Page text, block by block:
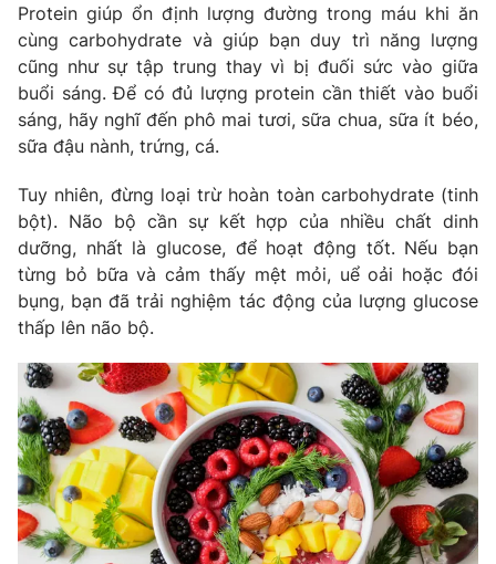
Thị trường 24h Tấm lòng Việt
VTV4 Vươn mình bằng AI
VTV9
Liên hệ tòa soạn English
THỜI BÁO VTV
Theo dõi báo trên
Cơ quan chủ quản:Đài Truyền hình Việt Nam
Cơ quan báo chí: Thời báo VTV
Giấy phép hoạt động báo in và báo điện tử số 483/GP-BTTTT
cấp ngày 29/12/2023
Protein giúp ổn định lượng đường trong máu khi ăn
cùng carbohydrate và giúp bạn duy trì năng lượng
cũng như sự tập trung thay vì bị đuối sức vào giữa
buổi sáng. Để có đủ lượng protein cần thiết vào buổi
sáng, hãy nghĩ đến phô mai tươi, sữa chua, sữa ít béo,
sữa đậu nành, trứng, cá.
Tuy nhiên, đừng loại trừ hoàn toàn carbohydrate (tinh
bột). Não bộ cần sự kết hợp của nhiều chất dinh
dưỡng, nhất là glucose, để hoạt động tốt. Nếu bạn
từng bỏ bữa và cảm thấy mệt mỏi, uể oải hoặc đói
bụng, bạn đã trải nghiệm tác động của lượng glucose
thấp lên não bộ.